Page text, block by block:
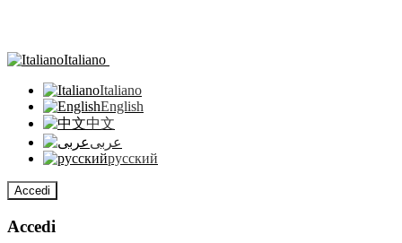
Italiano
Italiano
English
中文
عربى
русский
Accedi
Accedi